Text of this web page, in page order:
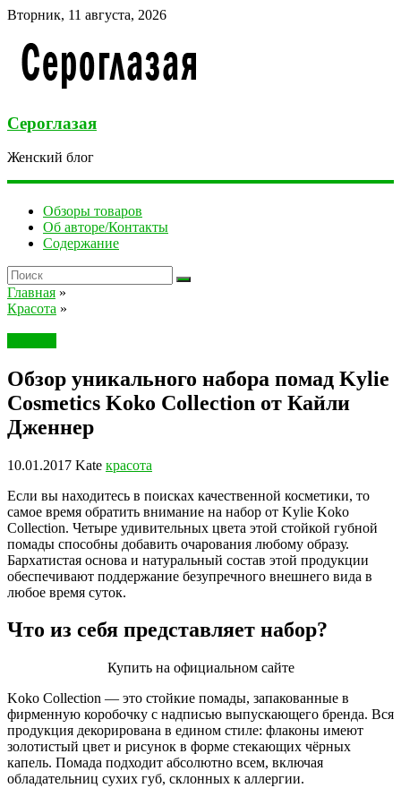
Вторник, 11 августа, 2026
Сероглазая
Женский блог
Обзоры товаров
Об авторе/Контакты
Содержание
Главная »
Красота »
Обзор уникального набора помад Kylie
Cosmetics Koko Collection от Кайли
Дженнер
10.01.2017 Kate красота
Если вы находитесь в поисках качественной косметики, то
самое время обратить внимание на набор от Kylie Koko
Collection. Четыре удивительных цвета этой стойкой губной
помады способны добавить очарования любому образу.
Бархатистая основа и натуральный состав этой продукции
обеспечивают поддержание безупречного внешнего вида в
любое время суток.
Что из себя представляет набор?
Купить на официальном сайте
Koko Collection — это стойкие помады, запакованные в
фирменную коробочку с надписью выпускающего бренда. Вся
продукция декорирована в едином стиле: флаконы имеют
золотистый цвет и рисунок в форме стекающих чёрных
капель. Помада подходит абсолютно всем, включая
обладательниц сухих губ, склонных к аллергии.